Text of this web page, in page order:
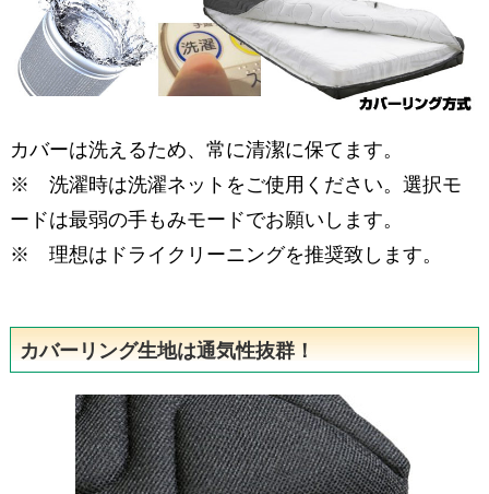
カバーは洗えるため、 常に清潔に保てます。
※ 洗濯時は洗濯ネットをご使用ください。選択モ
ードは最弱の手もみモードでお願いします。
※ 理想はドライクリーニングを推奨致します。
カバーリング生地は通気性抜群！